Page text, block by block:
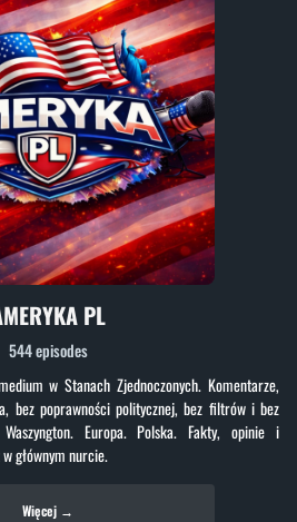
PL
544 episodes
w Stanach Zjednoczonych. Komentarze,
bez poprawności politycznej, bez filtrów i bez
Europa. Polska. Fakty, opinie i
głównym nurcie.
Więcej →